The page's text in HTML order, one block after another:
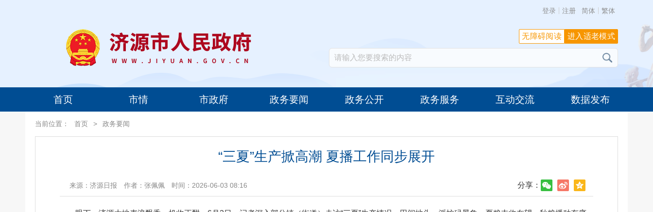
登录 注册 简体 繁体
首页 市情 市政府 政务要闻 政务公开 政务服务 互动交流 数据发布
进入适老模式
无障碍阅读
当前位置： 首页 > 政务要闻
“三夏”生产掀高潮 夏播工作同步展开
来源：济源日报 作者：张佩佩 时间：2026-06-03 08:16 分享：